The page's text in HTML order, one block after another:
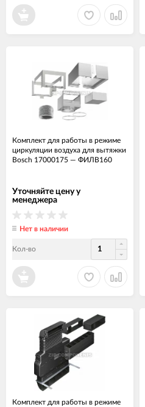
Комплект для работы в режиме
циркуляции воздуха для вытяжки
Bosch 17000175 — ФИЛВ160
Уточняйте цену у
менеджера
Нет в наличии
Кол-во
Комплект для работы в режиме